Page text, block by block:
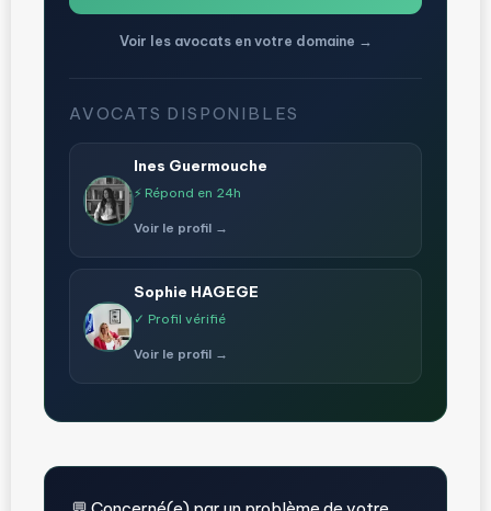
Voir les avocats en votre domaine →
AVOCATS DISPONIBLES
Ines Guermouche
⚡ Répond en 24h
Voir le profil →
Sophie HAGEGE
✓ Profil vérifié
Voir le profil →